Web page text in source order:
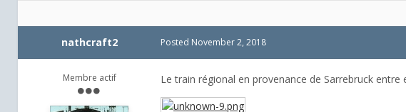
nathcraft2
Membre actif
Posted November 2, 2018
Le train régional en provenance de Sarrebruck entre